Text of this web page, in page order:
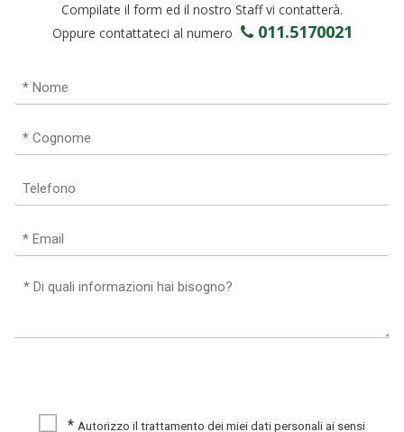
Compilate il form ed il nostro Staff vi contatterà.
Oppure contattateci al numero
011.5170021
* Autorizzo il trattamento dei miei dati personali ai sensi